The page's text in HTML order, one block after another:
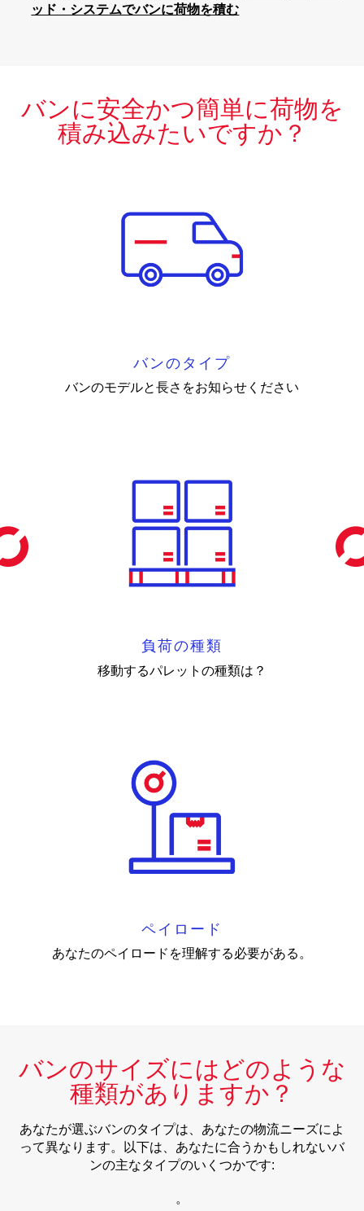
ッド・システムでバンに荷物を積む
バンに安全かつ簡単に荷物を
積み込みたいですか？
バンのタイプ
バンのモデルと長さをお知らせください
負荷の種類
移動するパレットの種類は？
ペイロード
あなたのペイロードを理解する必要がある。
バンのサイズにはどのような
種類がありますか？
あなたが選ぶバンのタイプは、あなたの物流ニーズによ
って異なります。以下は、あなたに合うかもしれないバ
ンの主なタイプのいくつかです:
。